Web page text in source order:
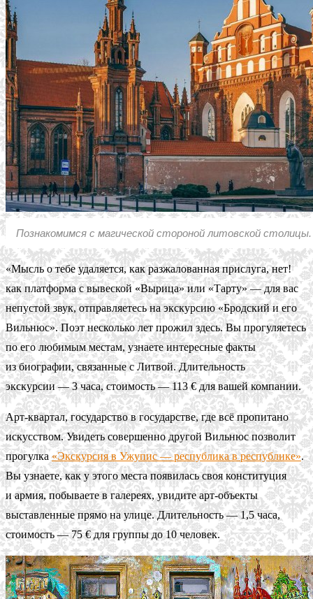
Познакомимся с магической стороной литовской столицы.
«Мысль о тебе удаляется, как разжалованная прислуга, нет!
как платформа с вывеской «Вырица» или «Тарту» — для вас
непустой звук, отправляетесь на экскурсию «Бродский и его
Вильнюс». Поэт несколько лет прожил здесь. Вы прогуляетесь
по его любимым местам, узнаете интересные факты
из биографии, связанные с Литвой. Длительность
экскурсии — 3 часа, стоимость — 113 € для вашей компании.
Арт-квартал, государство в государстве, где всё пропитано
искусством. Увидеть совершенно другой Вильнюс позволит
прогулка«Экскурсия в Ужупис — республика в республике».
Вы узнаете, как у этого места появилась своя конституция
и армия, побываете в галереях, увидите арт-объекты
выставленные прямо на улице. Длительность — 1,5 часа,
стоимость — 75 € для группы до 10 человек.